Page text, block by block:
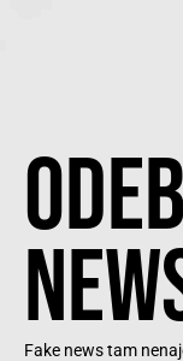
Fake news tam